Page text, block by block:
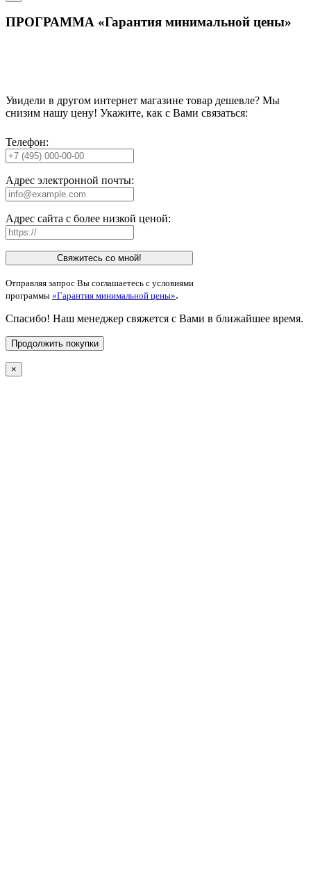
ПРОГРАММА «Гарантия минимальной цены»
Увидели в другом интернет магазине товар дешевле? Мы
снизим нашу цену! Укажите, как с Вами связаться:
Телефон:
Адрес электронной почты:
Адрес сайта с более низкой ценой:
Свяжитесь со мной!
Отправляя запрос Вы соглашаетесь с условиями
программы «Гарантия минимальной цены».
Спасибо! Наш менеджер свяжется с Вами в ближайшее время.
Продолжить покупки
×